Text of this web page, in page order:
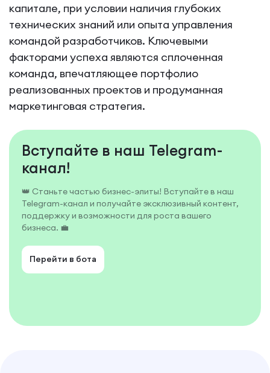
капитале, при условии наличия глубоких
технических знаний или опыта управления
командой разработчиков. Ключевыми
факторами успеха являются сплоченная
команда, впечатляющее портфолио
реализованных проектов и продуманная
маркетинговая стратегия.
Вступайте в наш Telegram-
канал!
👑 Станьте частью бизнес-элиты! Вступайте в наш
Telegram-канал и получайте эксклюзивный контент,
поддержку и возможности для роста вашего
бизнеса. 💼
Перейти в бота